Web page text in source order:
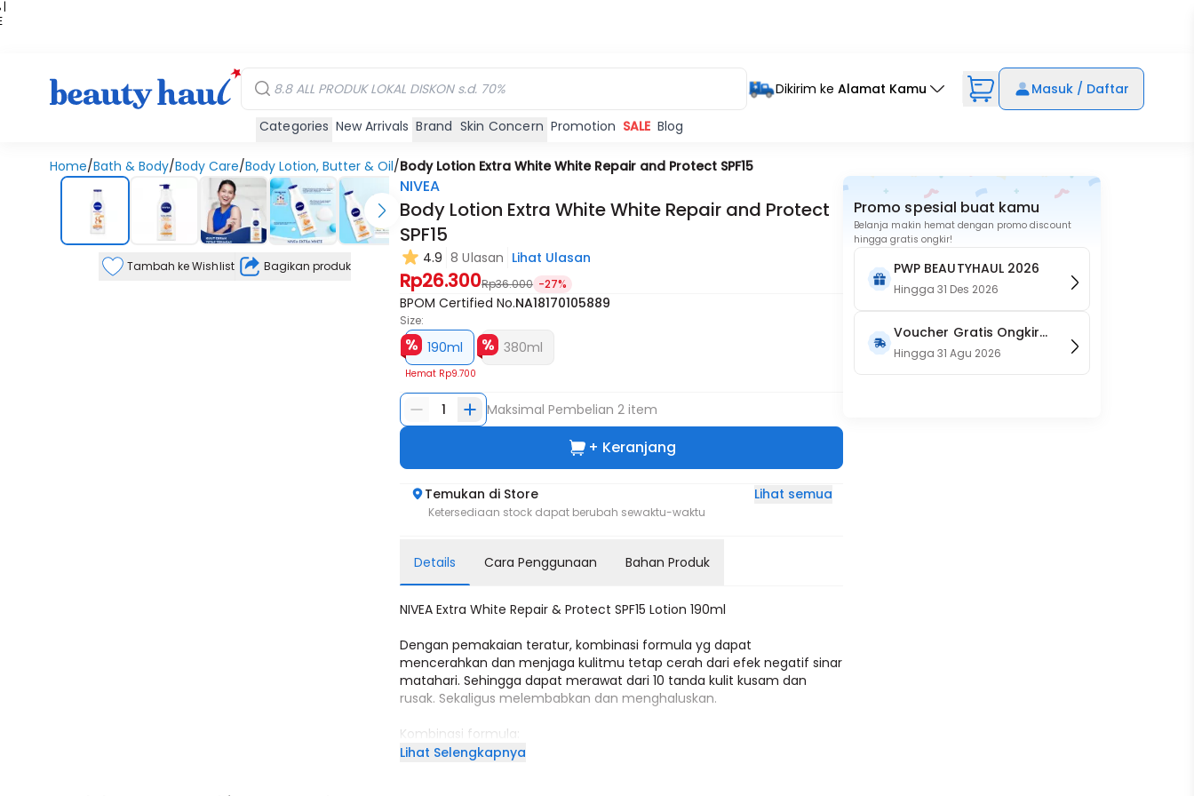
|
Dikirim ke Alamat Kamu Masuk / Daftar
Categories New Arrivals Brand Skin Concern Promotion SALE Blog
Home/Bath & Body/Body Care/Body Lotion, Butter & Oil/Body Lotion Extra White White Repair and Protect SPF15
Tambah ke Wishlist Bagikan produk
NIVEA
Body Lotion Extra White White Repair and Protect
SPF15
4.9 8 Ulasan Lihat Ulasan
Rp26.300Rp36.000 -27%
BPOM Certified No.NA18170105889
Size:
190ml
Hemat Rp9.700
380ml
1 Maksimal Pembelian2 item
+ Keranjang
Temukan di Store Lihat semua
Ketersediaan stock dapat berubah sewaktu-waktu
Details Cara Penggunaan Bahan Produk
NIVEA Extra White Repair & Protect SPF15 Lotion 190ml
Dengan pemakaian teratur, kombinasi formula yg dapat
mencerahkan dan menjaga kulitmu tetap cerah dari efek negatif sinar
matahari. Sehingga dapat merawat dari 10 tanda kulit kusam dan
rusak. Sekaligus melembabkan dan menghaluskan.
Kombinasi formula:
40x Vitamin C dari ekstrak Camu-camu Berry untuk mencerahkan
Lihat Selengkapnya
Promo spesial buat kamu
Belanja makin hemat dengan promo discount
hingga gratis ongkir!
PWP BEAUTYHAUL 2026
Hingga31 Des 2026
Voucher Gratis Ongkir
15RB (Only on Website)
Hingga31 Agu 2026